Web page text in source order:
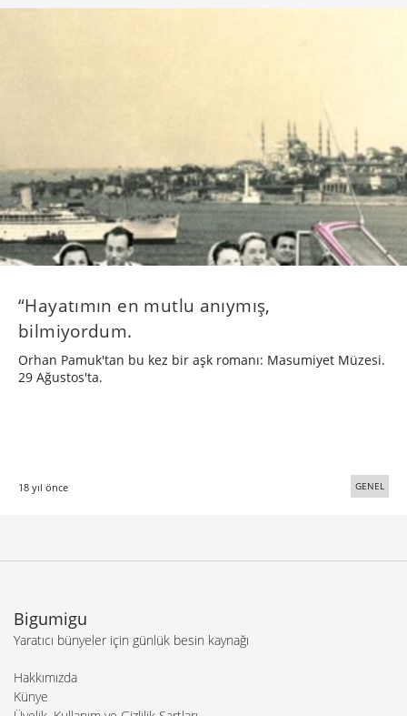
“Hayatımın en mutlu anıymış,
bilmiyordum.
Orhan Pamuk'tan bu kez bir aşk romanı: Masumiyet Müzesi.
29 Ağustos'ta.
18 yıl önce GENEL
Bigumigu
Yaratıcı bünyeler için günlük besin kaynağı
Hakkımızda
Künye